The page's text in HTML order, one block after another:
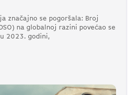
značajno se pogoršala: Broj
na globalnoj razini povećao se
2023. godini,